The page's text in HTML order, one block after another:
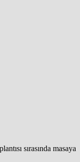
sırasında masaya